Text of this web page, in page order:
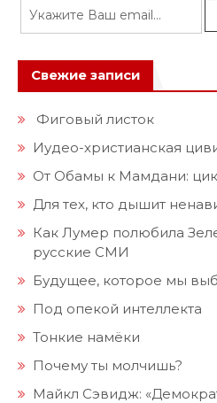
Свежие записи
Фиговый листок
Иудео-христианская
От Обамы к Мамдани:
Для тех, кто дышит
Как Лумер полюбила
русские СМИ
Будущее, которое мы
Под опекой интеллекта
Тонкие намёки
Почему ты молчишь?
Майкл Сэвидж: